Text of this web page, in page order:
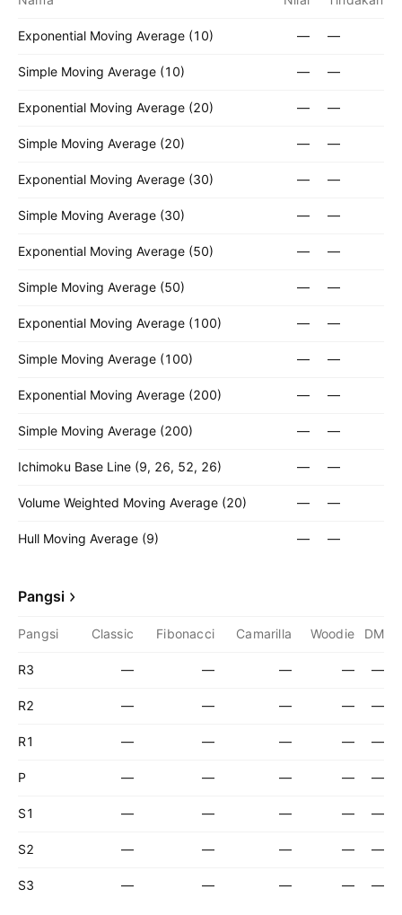
Exponential Moving Average (10) — —
Simple Moving Average (10) — —
Exponential Moving Average (20) — —
Simple Moving Average (20) — —
Exponential Moving Average (30) — —
Simple Moving Average (30) — —
Exponential Moving Average (50) — —
Simple Moving Average (50) — —
Exponential Moving Average (100) — —
Simple Moving Average (100) — —
Exponential Moving Average (200) — —
Simple Moving Average (200) — —
Ichimoku Base Line (9, 26, 52, 26) — —
Volume Weighted Moving Average (20) — —
Hull Moving Average (9) — —
Pangsi
Pangsi Classic Fibonacci Camarilla Woodie DM
R3 — — — — —
R2 — — — — —
R1 — — — — —
P — — — — —
S1 — — — — —
S2 — — — — —
S3 — — — — —